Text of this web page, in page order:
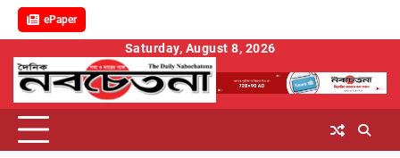
ePaper
content
Saturday, August 8, 2026